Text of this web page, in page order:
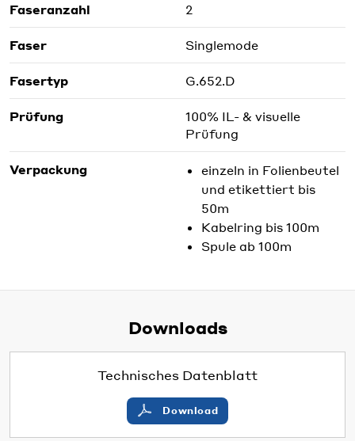
Faseranzahl 2
Faser Singlemode
Fasertyp G.652.D
Prüfung
100% IL- & visuelle
Prüfung
Verpackung
einzeln in Folienbeutel
und etikettiert bis
50m
Kabelring bis 100m
Spule ab 100m
Downloads
Technisches Datenblatt
Download